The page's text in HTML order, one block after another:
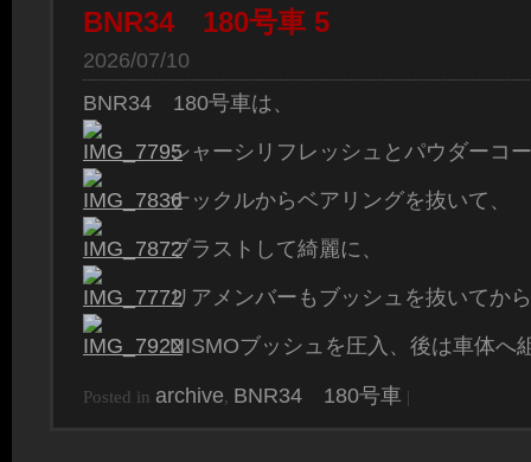
BNR34 180号車 5
2026/07/10
BNR34 180号車は、
シャーシリフレッシュとパウダーコ
ナックルからベアリングを抜いて、
ブラストして綺麗に、
リアメンバーもブッシュを抜いてか
NISMOブッシュを圧入、後は車体へ
Posted in archive, BNR34 180号車 |